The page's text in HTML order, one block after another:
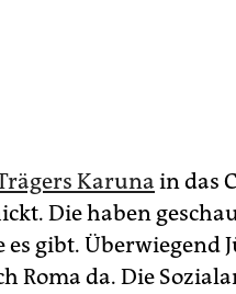
Karuna in das
Die haben
gibt. Überwiegend
Roma da. Die